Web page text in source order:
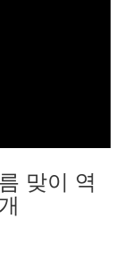
맞이 역